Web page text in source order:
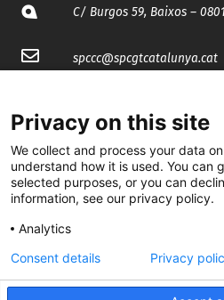
C/ Burgos 59, Baixos –
spccc@spcgtcatalunya.cat
@CGTCatalunya
cgtcatalunya
CGTCatalunya
cgtcatalunya
Privacy on this site
We collect and process your data
understand how it is used. You can
selected purposes, or you can
information, see our privacy policy.
Analytics
Consent details Privacy